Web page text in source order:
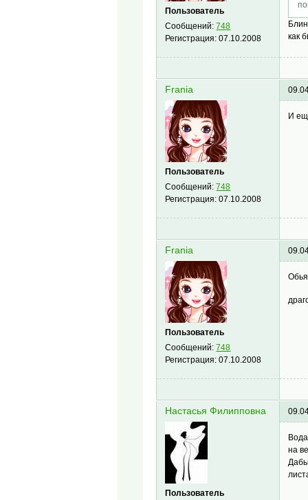
Пользователь
Сообщений:748
Регистрация:07.10.2008
как
Frania
Пользователь
Сообщений:748
Регистрация:07.10.2008
И
Frania
Пользователь
Сообщений:748
Регистрация:07.10.2008
Настасья Филипповна
Пользователь
на